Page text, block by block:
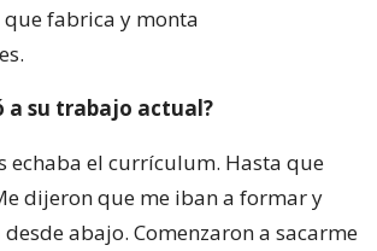
fabrica y monta
a su trabajo actual?
echaba el currículum. Hasta que
dijeron que me iban a formar y
abajo. Comenzaron a sacarme